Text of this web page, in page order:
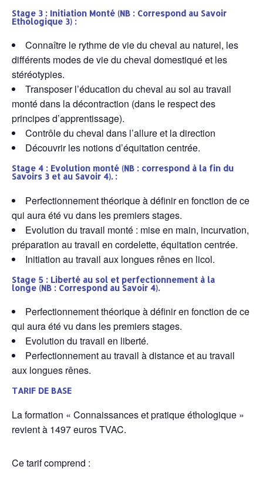
Stage 3 : Initiation Monté (NB : Correspond au Savoir
Ethologique 3) :
Connaître le rythme de vie du cheval au naturel, les
différents modes de vie du cheval domestiqué et les
stéréotypies.
Transposer l’éducation du cheval au sol au travail
monté dans la décontraction (dans le respect des
principes d’apprentissage).
Contrôle du cheval dans l’allure et la direction
Découvrir les notions d’équitation centrée.
Stage 4 : Evolution monté (NB : correspond à la fin du
Savoirs 3 et au Savoir 4). :
Perfectionnement théorique à définir en fonction de ce
qui aura été vu dans les premiers stages.
Evolution du travail monté : mise en main, incurvation,
préparation au travail en cordelette, équitation centrée.
Initiation au travail aux longues rênes en licol.
Stage 5 : Liberté au sol et perfectionnement à la
longe (NB : Correspond au Savoir 4).
Perfectionnement théorique à définir en fonction de ce
qui aura été vu dans les premiers stages.
Evolution du travail en liberté.
Perfectionnement au travail à distance et au travail
aux longues rênes.
TARIF DE BASE
La formation « Connaissances et pratique éthologique »
revient à 1497 euros TVAC.
Ce tarif comprend :